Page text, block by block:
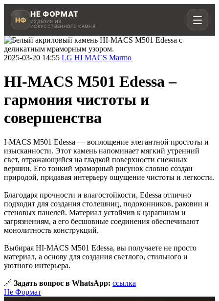
НФ
НЕ ФОРМАТ
ИЗДЕЛИЯ ИЗ
ИСКУССТВЕННОГО КАМНЯ
Рассчитать в MAX
Написать в Telegram
Столешницы для кухни
Мойки и раковины
Интегрированные и подклеенные
Стеновые панели из камня
Для кухни и домашнего бара
2025-03-20 14:55 LG HI MACS Marmo
HI-MACS M501 Edessa –
гармония чистоты и
совершенства
I-MACS M501 Edessa — воплощение элегантной простоты и
изысканности. Этот камень напоминает мягкий утренний
свет, отражающийся на гладкой поверхности снежных
вершин. Его тонкий мраморный рисунок словно создан
природой, придавая интерьеру ощущение чистоты и легкости.
Благодаря прочности и влагостойкости, Edessa отлично
подходит для создания столешниц, подоконников, раковин и
стеновых панелей. Материал устойчив к царапинам и
загрязнениям, а его бесшовные соединения обеспечивают
монолитность конструкций.
Выбирая HI-MACS M501 Edessa, вы получаете не просто
материал, а основу для создания светлого, стильного и
уютного интерьера.
🔗 Задать вопрос в WhatsApp: ссылка
Не Формат